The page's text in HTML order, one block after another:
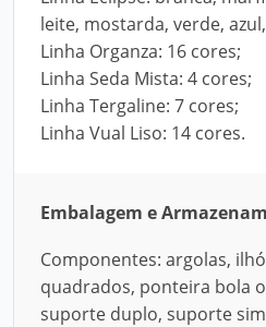
leite, mostarda, verde,
Linha Organza: 16 cores;
Linha Seda Mista: 4 cores;
Linha Tergaline: 7 cores;
Linha Vual Liso: 14 cores.
Embalagem e
Componentes: argolas,
quadrados, ponteira bola
suporte duplo, suporte